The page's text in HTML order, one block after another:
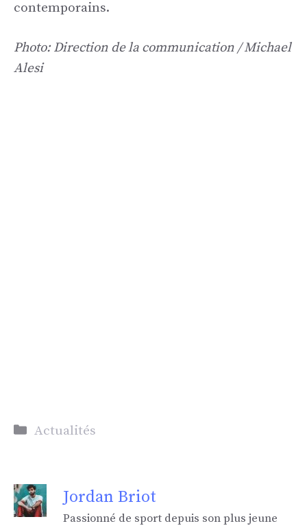
contemporains.
Photo: Direction de la communication / Michael
Alesi
Catégories
Actualités
Jordan Briot
Passionné de sport depuis son plus jeune